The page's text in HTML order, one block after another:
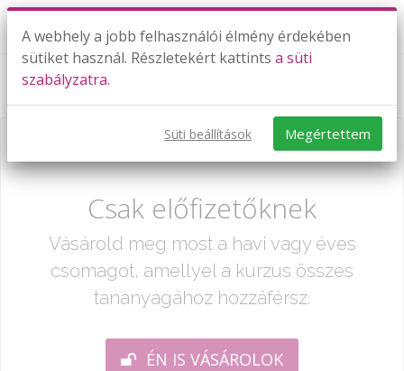
Az idő mérése, mértékegységei II. rész
Már csak egy lépés:
Csak előfizetőknek
Vásárold meg most a havi vagy éves
csomagot, amellyel a kurzus összes
tananyagához hozzáférsz.
ÉN IS VÁSÁROLOK
A webhely a jobb felhasználói élmény érdekében
sütiket használ. Részletekért kattints a süti
szabályzatra.
Süti beállítások Megértettem